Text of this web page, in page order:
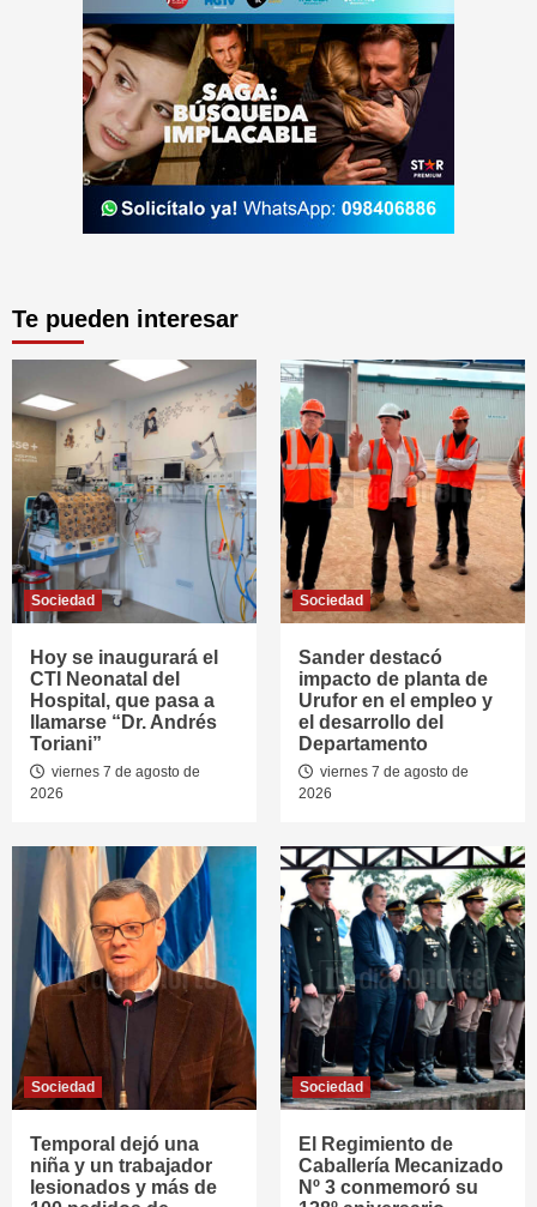
Te pueden interesar
Sociedad
Hoy se inaugurará el
CTI Neonatal del
Hospital, que pasa a
llamarse “Dr. Andrés
Toriani”
viernes 7 de agosto de
2026
Sociedad
Sander destacó
impacto de planta de
Urufor en el empleo y
el desarrollo del
Departamento
viernes 7 de agosto de
2026
Sociedad
Temporal dejó una
niña y un trabajador
lesionados y más de
Sociedad
El Regimiento de
Caballería Mecanizado
Nº 3 conmemoró su